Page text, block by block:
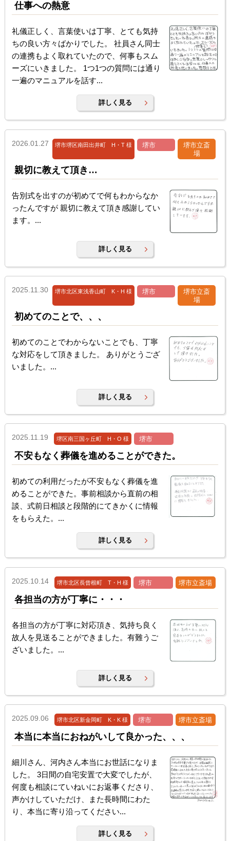
仕事への熱意
礼儀正しく、言葉使いは丁寧、とても気持
ちの良い方々ばかりでした。 社員さん同士
の連携もよく取れていたので、何事もスム
ーズにいきました。 1つ1つの質問には通り
一遍のマニュアルを話す...
詳しく見る
2026.01.27 堺市堺区南田出井町 H・T 様 堺市
堺市立斎
場
親切に教えて頂き…
告別式を出すのが初めてで何もわからなか
ったんですが 親切に教えて頂き感謝してい
ます。...
詳しく見る
2025.11.30 堺市北区東浅香山町 K・H 様 堺市
堺市立斎
場
初めてのことで、、、
初めてのことでわからないことでも、丁寧
な対応をして頂きました。 ありがとうござ
いました。...
詳しく見る
2025.11.19 堺区南三国ヶ丘町 H・O 様 堺市
不安もなく葬儀を進めることができた。
初めての利用だったが不安もなく葬儀を進
めることができた。事前相談から直前の相
談、式前日相談と段階的にてきかくに情報
をもらえた。...
詳しく見る
2025.10.14 堺市北区長曾根町 T・H 様 堺市 堺市立斎場
各担当の方が丁寧に・・・
各担当の方が丁寧に対応頂き、気持ち良く
故人を見送ることができました。有難うご
ざいました。...
詳しく見る
2025.09.06 堺市北区新金岡町 K・K 様 堺市 堺市立斎場
本当に本当におねがいして良かった、、、
細川さん、河内さん本当にお世話になりま
した。 3日間の自宅安置で大変でしたが、
何度も相談にていねいにお返事くださり、
声かけしていただけ、また長時間にわた
り、本当に寄り沿ってください...
詳しく見る